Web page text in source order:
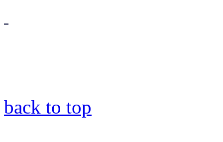
back to top